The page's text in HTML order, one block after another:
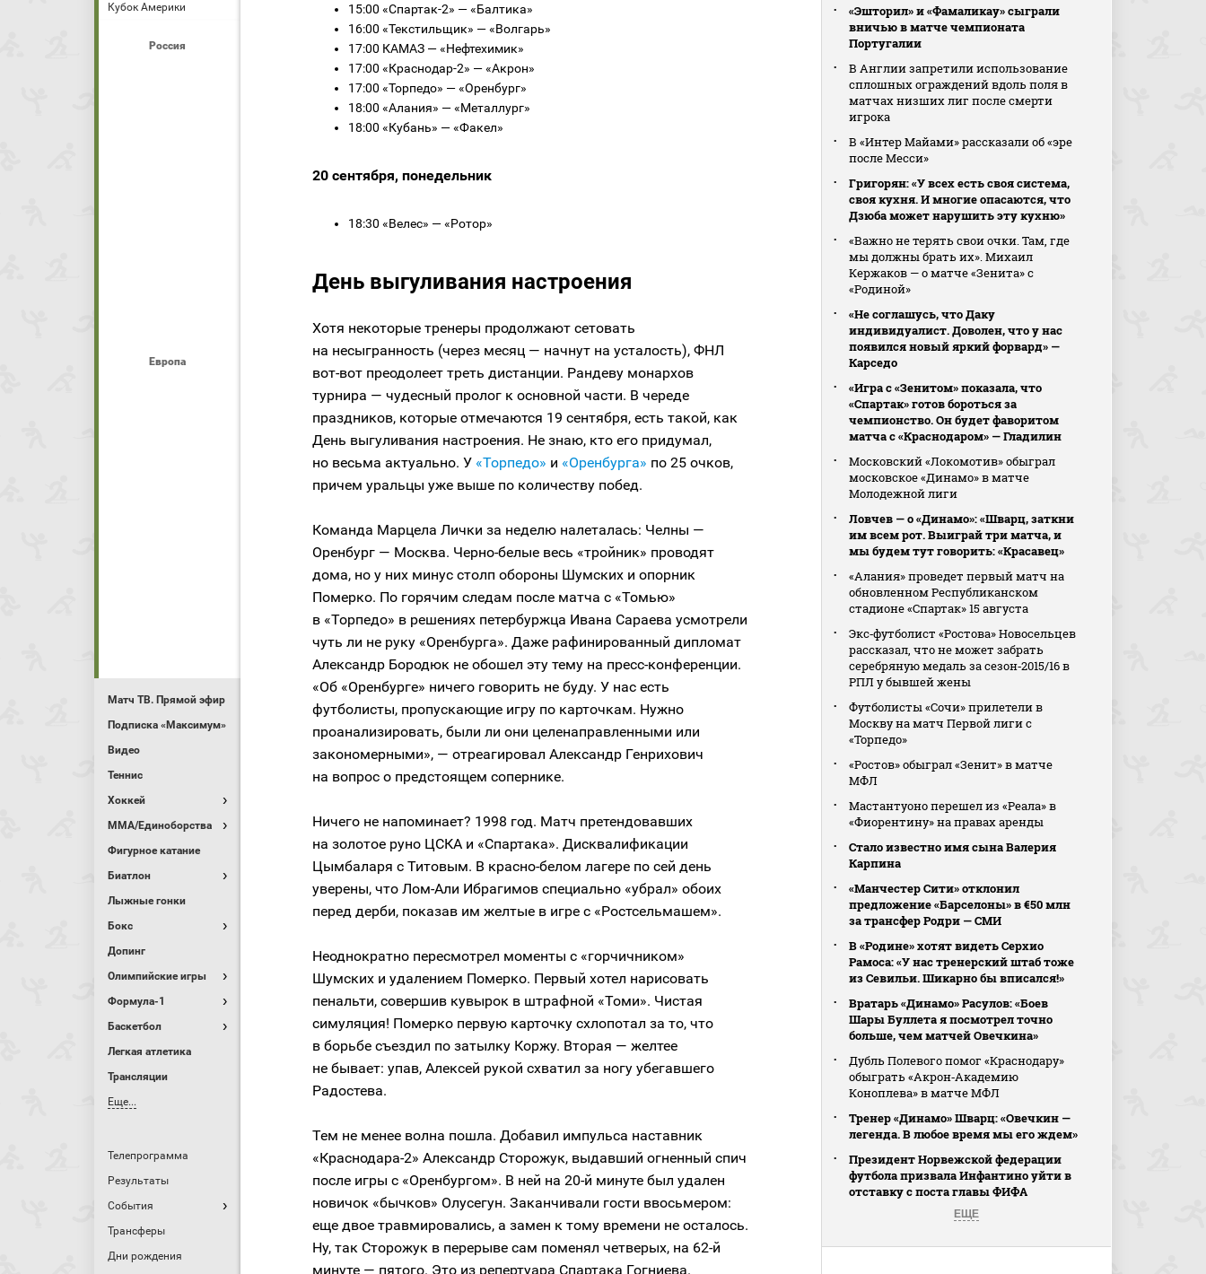
Кубок Америки
Россия
Европа
Матч ТВ. Прямой эфир
Подписка «Максимум»
Видео
Теннис
Хоккей
MMA/Единоборства
Фигурное катание
Биатлон
Лыжные гонки
Бокс
Допинг
Олимпийские игры
Формула-1
Баскетбол
Легкая атлетика
Трансляции
Еще...
Телепрограмма
Результаты
События
Трансферы
Дни рождения
15:00 «Спартак-2» — «Балтика»
16:00 «Текстильщик» — «Волгарь»
17:00 КАМАЗ — «Нефтехимик»
17:00 «Краснодар-2» — «Акрон»
17:00 «Торпедо» — «Оренбург»
18:00 «Алания» — «Металлург»
18:00 «Кубань» — «Факел»
20 сентября, понедельник
18:30 «Велес» — «Ротор»
День выгуливания настроения
Хотя некоторые тренеры продолжают сетовать
на несыгранность (через месяц — начнут на усталость), ФНЛ
вот-вот преодолеет треть дистанции. Рандеву монархов
турнира — чудесный пролог к основной части. В череде
праздников, которые отмечаются 19 сентября, есть такой, как
День выгуливания настроения. Не знаю, кто его придумал,
но весьма актуально. У «Торпедо» и «Оренбурга» по 25 очков,
причем уральцы уже выше по количеству побед.
Команда Марцела Лички за неделю налеталась: Челны —
Оренбург — Москва. Черно-белые весь «тройник» проводят
дома, но у них минус столп обороны Шумских и опорник
Померко. По горячим следам после матча с «Томью»
в «Торпедо» в решениях петербуржца Ивана Сараева усмотрели
чуть ли не руку «Оренбурга». Даже рафинированный дипломат
Александр Бородюк не обошел эту тему на пресс-конференции.
«Об «Оренбурге» ничего говорить не буду. У нас есть
футболисты, пропускающие игру по карточкам. Нужно
проанализировать, были ли они целенаправленными или
закономерными», — отреагировал Александр Генрихович
на вопрос о предстоящем сопернике.
Ничего не напоминает? 1998 год. Матч претендовавших
на золотое руно ЦСКА и «Спартака». Дисквалификации
Цымбаларя с Титовым. В красно-белом лагере по сей день
уверены, что Лом-Али Ибрагимов специально «убрал» обоих
перед дерби, показав им желтые в игре с «Ростсельмашем».
Неоднократно пересмотрел моменты с «горчичником»
Шумских и удалением Померко. Первый хотел нарисовать
пенальти, совершив кувырок в штрафной «Томи». Чистая
симуляция! Померко первую карточку схлопотал за то, что
в борьбе съездил по затылку Коржу. Вторая — желтее
не бывает: упав, Алексей рукой схватил за ногу убегавшего
Радостева.
Тем не менее волна пошла. Добавил импульса наставник
«Краснодара-2» Александр Сторожук, выдавший огненный спич
после игры с «Оренбургом». В ней на 20-й минуте был удален
новичок «бычков» Олусегун. Заканчивали гости ввосьмером:
еще двое травмировались, а замен к тому времени не осталось.
Ну, так Сторожук в перерыве сам поменял четверых, на 62-й
минуте — пятого. Это из репертуара Спартака Гогниева.
«Эшторил» и «Фамаликау» сыграли
вничью в матче чемпионата
Португалии
В Англии запретили использование
сплошных ограждений вдоль поля в
матчах низших лиг после смерти
игрока
В «Интер Майами» рассказали об «эре
после Месси»
Григорян: «У всех есть своя система,
своя кухня. И многие опасаются, что
Дзюба может нарушить эту кухню»
«Важно не терять свои очки. Там, где
мы должны брать их». Михаил
Кержаков — о матче «Зенита» с
«Родиной»
«Не соглашусь, что Даку
индивидуалист. Доволен, что у нас
появился новый яркий форвард» —
Карседо
«Игра с «Зенитом» показала, что
«Спартак» готов бороться за
чемпионство. Он будет фаворитом
матча с «Краснодаром» — Гладилин
Московский «Локомотив» обыграл
московское «Динамо» в матче
Молодежной лиги
Ловчев — о «Динамо»: «Шварц, заткни
им всем рот. Выиграй три матча, и
мы будем тут говорить: «Красавец»
«Алания» проведет первый матч на
обновленном Республиканском
стадионе «Спартак» 15 августа
Экс‑футболист «Ростова» Новосельцев
рассказал, что не может забрать
серебряную медаль за сезон‑2015/16 в
РПЛ у бывшей жены
Футболисты «Сочи» прилетели в
Москву на матч Первой лиги с
«Торпедо»
«Ростов» обыграл «Зенит» в матче
МФЛ
Мастантуоно перешел из «Реала» в
«Фиорентину» на правах аренды
Стало известно имя сына Валерия
Карпина
«Манчестер Сити» отклонил
предложение «Барселоны» в €50 млн
за трансфер Родри — СМИ
В «Родине» хотят видеть Серхио
Рамоса: «У нас тренерский штаб тоже
из Севильи. Шикарно бы вписался!»
Вратарь «Динамо» Расулов: «Боев
Шары Буллета я посмотрел точно
больше, чем матчей Овечкина»
Дубль Полевого помог «Краснодару»
обыграть «Акрон‑Академию
Коноплева» в матче МФЛ
Тренер «Динамо» Шварц: «Овечкин —
легенда. В любое время мы его ждем»
Президент Норвежской федерации
футбола призвала Инфантино уйти в
отставку с поста главы ФИФА
ЕЩЕ